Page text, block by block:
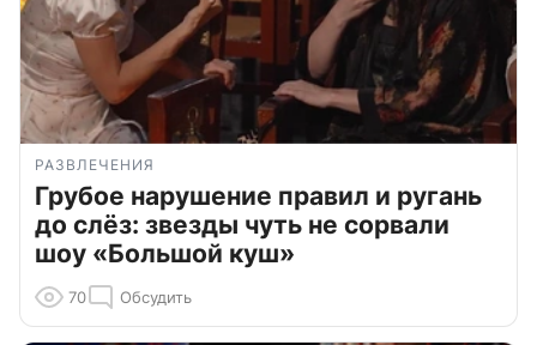
РАЗВЛЕЧЕНИЯ
Грубое нарушение правил и ругань
до слёз: звезды чуть не сорвали
шоу «Большой куш»
70 Обсудить